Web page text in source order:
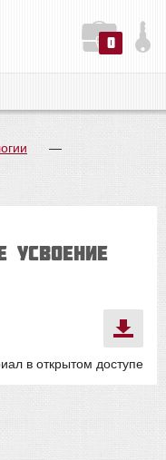
0
—
усвоение
в открытом доступе